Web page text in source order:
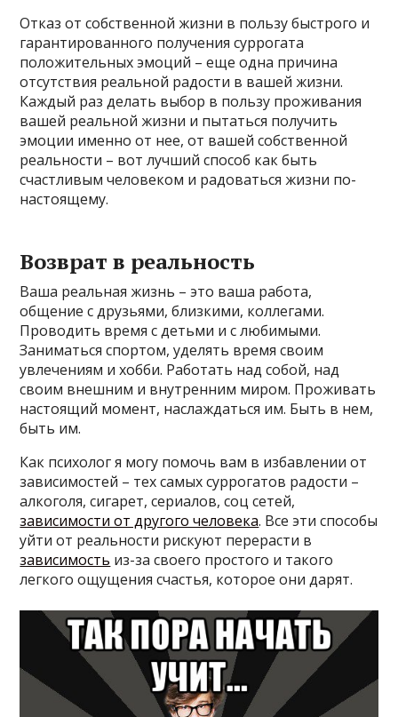
Отказ от собственной жизни в пользу быстрого и
гарантированного получения суррогата
положительных эмоций – еще одна причина
отсутствия реальной радости в вашей жизни.
Каждый раз делать выбор в пользу проживания
вашей реальной жизни и пытаться получить
эмоции именно от нее, от вашей собственной
реальности – вот лучший способ как быть
счастливым человеком и радоваться жизни по-
настоящему.
Возврат в реальность
Ваша реальная жизнь – это ваша работа,
общение с друзьями, близкими, коллегами.
Проводить время с детьми и с любимыми.
Заниматься спортом, уделять время своим
увлечениям и хобби. Работать над собой, над
своим внешним и внутренним миром. Проживать
настоящий момент, наслаждаться им. Быть в нем,
быть им.
Как психолог я могу помочь вам в избавлении от
зависимостей – тех самых суррогатов радости –
алкоголя, сигарет, сериалов, соц сетей,
зависимости от другого человека. Все эти способы
уйти от реальности рискуют перерасти в
зависимость из-за своего простого и такого
легкого ощущения счастья, которое они дарят.